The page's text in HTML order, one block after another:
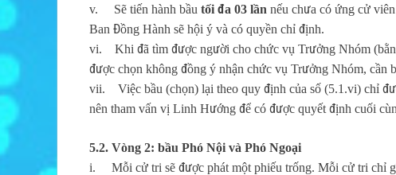
v. Sẽ tiến hành bầu tối đa 03 lần nếu chưa có ứng cử
Ban Đồng Hành sẽ hội ý và có quyền chỉ định.
vi. Khi đã tìm được người cho chức vụ Trưởng Nhóm
được chọn không đồng ý nhận chức vụ Trưởng Nhóm, cần
vii. Việc bầu (chọn) lại theo quy định của số (5.1.vi) chỉ
nên tham vấn vị Linh Hướng để có được quyết định cuối
5.2. Vòng 2: bầu Phó Nội và Phó Ngoại
i. Mỗi cử tri sẽ được phát một phiếu trống. Mỗi cử tri chỉ